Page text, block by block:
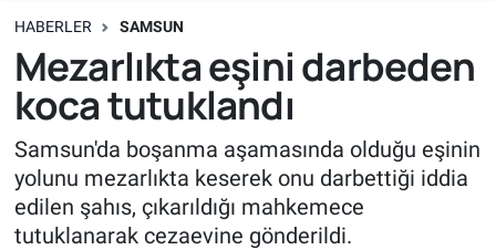
HABERLER SAMSUN
Mezarlıkta eşini darbeden
koca tutuklandı
Samsun'da boşanma aşamasında olduğu eşinin
yolunu mezarlıkta keserek onu darbettiği iddia
edilen şahıs, çıkarıldığı mahkemece
tutuklanarak cezaevine gönderildi.
Süper Lig Puan Durumu ve Fikstür
Tüm Manşetler
Son Dakika Haberleri
Haber Arşivi